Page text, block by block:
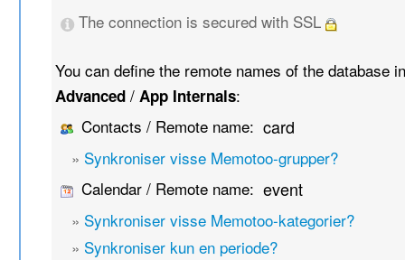
The connection is secured with SSL
You can define the remote names of the database
Advanced /App Internals:
Contacts / Remote name: card
» Synkroniser visse Memotoo-grupper?
Calendar / Remote name: event
» Synkroniser visse Memotoo-kategorier?
» Synkroniser kun en periode?